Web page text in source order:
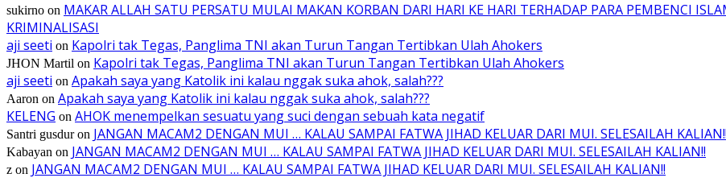
sukirno on MAKAR ALLAH SATU PERSATU MULAI MAKAN KORBAN DARI HARI KE HARI TERHADAP PARA PEMBENCI
KRIMINALISASI
aji seeti on Kapolri tak Tegas, Panglima TNI akan Turun Tangan Tertibkan Ulah Ahokers
JHON Martil on Kapolri tak Tegas, Panglima TNI akan Turun Tangan Tertibkan Ulah Ahokers
aji seeti on Apakah saya yang Katolik ini kalau nggak suka ahok, salah???
Aaron on Apakah saya yang Katolik ini kalau nggak suka ahok, salah???
KELENG on AHOK menempelkan sesuatu yang suci dengan sebuah kata negatif
Santri gusduron JANGAN MACAM2 DENGAN MUI … KALAU SAMPAI FATWA JIHAD KELUAR DARI MUI. SELESAILAH KALIAN!!
Kabayan on JANGAN MACAM2 DENGAN MUI … KALAU SAMPAI FATWA JIHAD KELUAR DARI MUI. SELESAILAH KALIAN!!
z on JANGAN MACAM2 DENGAN MUI … KALAU SAMPAI FATWA JIHAD KELUAR DARI MUI. SELESAILAH KALIAN!!